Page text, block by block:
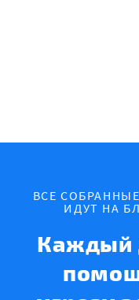
ВСЕ
ИДУТ НА
Каждый